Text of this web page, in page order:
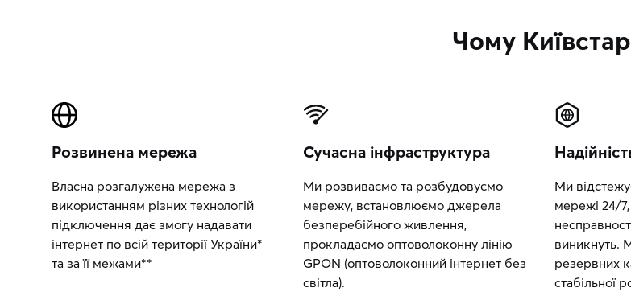
Чому Київстар
Розвинена мережа
Власна розгалужена мережа з
використанням різних технологій
підключення дає змогу надавати
інтернет по всій території України*
та за її межами**
Сучасна інфраструктура
Ми розвиваємо та розбудовуємо
мережу, встановлюємо джерела
безперебійного живлення,
прокладаємо оптоволоконну лінію
GPON (оптоволоконний інтернет без
світла).
Ми
мережі 24/
виникнуть.
резервних
стабільної